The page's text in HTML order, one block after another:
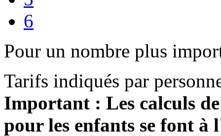
6
Pour un nombre plus
Tarifs indiqués par
Important : Les calculs
pour les enfants se font à